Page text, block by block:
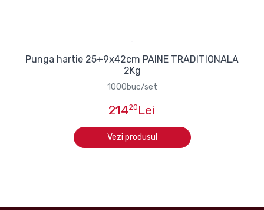
Punga hartie 25+9x42cm PAINE TRADITIONALA
2Kg
1000buc/set
21420 Lei
Vezi produsul